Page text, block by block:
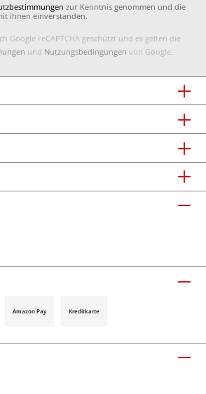
zur Kenntnis genommen und die
ihnen einverstanden.
Google reCAPTCHA geschützt und es gelten die
und Nutzungsbedingungen von Google.
Amazon Pay Kreditkarte